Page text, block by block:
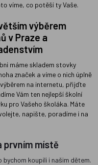
víme, co potěší ty Vaše.
výběrem
v Praze a
máme skladem stovky
značek a víme o nich úplně
na internetu, přijďte
Vám ten nejlepší školní
pro Vašeho školáka. Máte
napište, poradíme i na
prvním místě
koupili i našim dětem.